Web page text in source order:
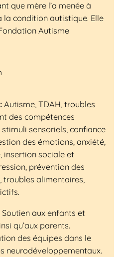
que mère l’a menée à
la condition autistique. Elle
Autisme
Autisme, TDAH, troubles
des compétences
sensoriels, confiance
des émotions, anxiété,
insertion sociale et
prévention des
troubles alimentaires,
Soutien aux enfants et
qu’aux parents.
des équipes dans le
neurodéveloppementaux.